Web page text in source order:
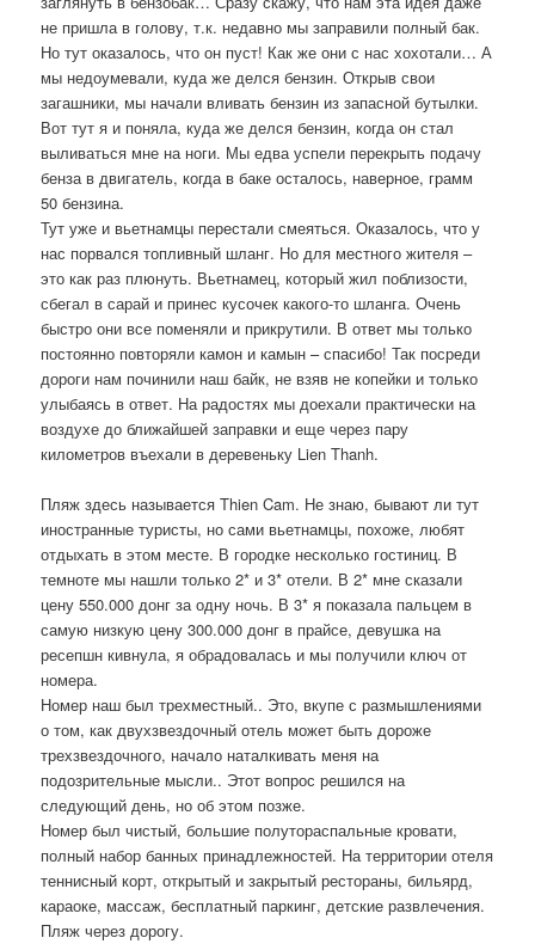
не пришла в голову, т.к. недавно мы заправили полный бак.
Но тут оказалось, что он пуст! Как же они с нас хохотали… А
мы недоумевали, куда же делся бензин. Открыв свои
загашники, мы начали вливать бензин из запасной бутылки.
Вот тут я и поняла, куда же делся бензин, когда он стал
выливаться мне на ноги. Мы едва успели перекрыть подачу
бенза в двигатель, когда в баке осталось, наверное, грамм
50 бензина.
Тут уже и вьетнамцы перестали смеяться. Оказалось, что у
нас порвался топливный шланг. Но для местного жителя –
это как раз плюнуть. Вьетнамец, который жил поблизости,
сбегал в сарай и принес кусочек какого-то шланга. Очень
быстро они все поменяли и прикрутили. В ответ мы только
постоянно повторяли камон и камын – спасибо! Так посреди
дороги нам починили наш байк, не взяв не копейки и только
улыбаясь в ответ. На радостях мы доехали практически на
воздухе до ближайшей заправки и еще через пару
километров въехали в деревеньку Lien Thanh.
Пляж здесь называется Thien Cam. Не знаю, бывают ли тут
иностранные туристы, но сами вьетнамцы, похоже, любят
отдыхать в этом месте. В городке несколько гостиниц. В
темноте мы нашли только 2* и 3* отели. В 2* мне сказали
цену 550.000 донг за одну ночь. В 3* я показала пальцем в
самую низкую цену 300.000 донг в прайсе, девушка на
ресепшн кивнула, я обрадовалась и мы получили ключ от
номера.
Номер наш был трехместный.. Это, вкупе с размышлениями
о том, как двухзвездочный отель может быть дороже
трехзвездочного, начало наталкивать меня на
подозрительные мысли.. Этот вопрос решился на
следующий день, но об этом позже.
Номер был чистый, большие полутораспальные кровати,
полный набор банных принадлежностей. На территории отеля
теннисный корт, открытый и закрытый рестораны, бильярд,
караоке, массаж, бесплатный паркинг, детские развлечения.
Пляж через дорогу.